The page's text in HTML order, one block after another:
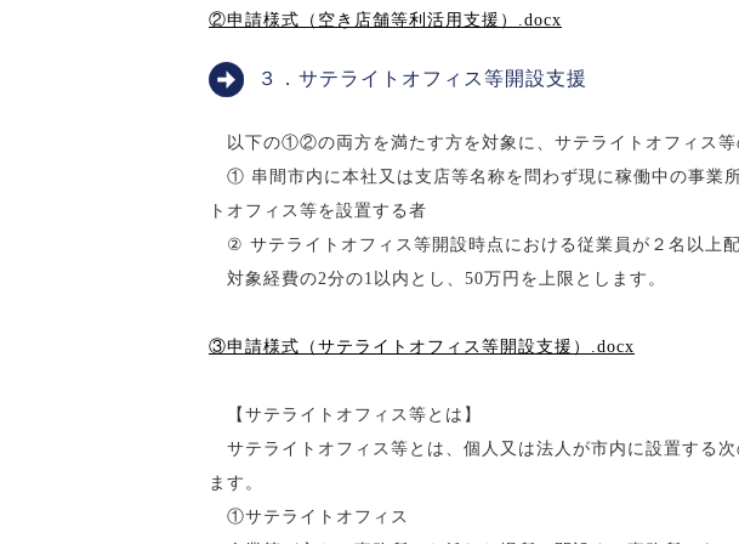
②申請様式（空き店舗等利活用支援）.docx
３．サテライトオフィス等開設支援
以下の①②の両方を満たす方を対象に、サテライトオフィス等
① 串間市内に本社又は支店等名称を問わず現に稼働中の事業
トオフィス等を設置する者
② サテライトオフィス等開設時点における従業員が２名以上配
対象経費の2分の1以内とし、50万円を上限とします。
③申請様式（サテライトオフィス等開設支援）.docx
【サテライトオフィス等とは】
サテライトオフィス等とは、個人又は法人が市内に設置する
ます。
①サテライトオフィス